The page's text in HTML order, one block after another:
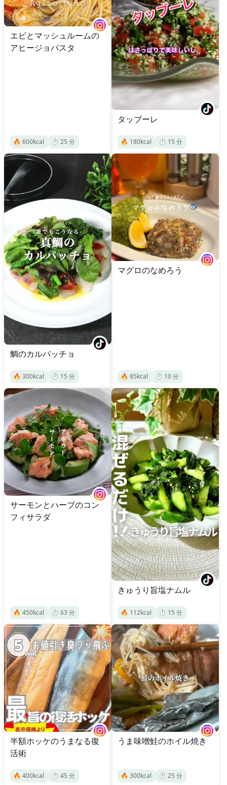
エビとマッシュルームの
アヒージョパスタ
🔥 600kcal ⏱️ 25 分
タッブーレ
🔥 180kcal ⏱️ 15 分
鯛のカルパッチョ
🔥 300kcal ⏱️ 15 分
マグロのなめろう
🔥 85kcal ⏱️ 10分
サーモンとハーブのコン
フィサラダ
🔥 450kcal ⏱️ 63 分
きゅうり旨塩ナムル
🔥 112kcal ⏱️ 15 分
半額ホッケのうまなる復
活術
🔥 400kcal ⏱️ 45 分
うま味噌鮭のホイル焼き
🔥 300kcal ⏱️ 25 分